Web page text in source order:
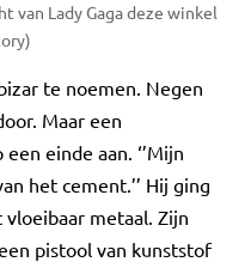
van Lady Gaga deze winkel
te noemen. Negen
Maar een
einde aan. ‘’Mijn
het cement.’’ Hij ging
metaal. Zijn
pistool van kunststof